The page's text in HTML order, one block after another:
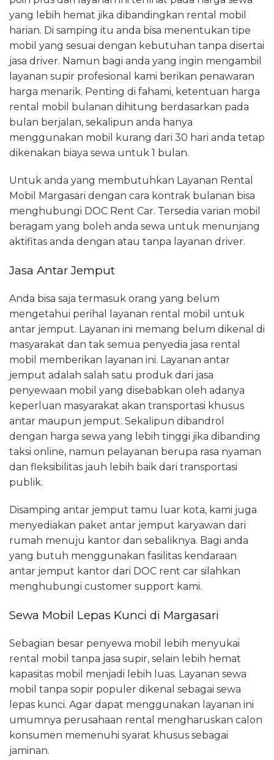
yang lebih hemat jika dibandingkan rental mobil
harian. Di samping itu anda bisa menentukan tipe
mobil yang sesuai dengan kebutuhan tanpa disertai
jasa driver. Namun bagi anda yang ingin mengambil
layanan supir profesional kami berikan penawaran
harga menarik. Penting di fahami, ketentuan harga
rental mobil bulanan dihitung berdasarkan pada
bulan berjalan, sekalipun anda hanya
menggunakan mobil kurang dari 30 hari anda tetap
dikenakan biaya sewa untuk 1 bulan.
Untuk anda yang membutuhkan Layanan Rental
Mobil Margasari dengan cara kontrak bulanan bisa
menghubungi DOC Rent Car. Tersedia varian mobil
beragam yang boleh anda sewa untuk menunjang
aktifitas anda dengan atau tanpa layanan driver.
Jasa Antar Jemput
Anda bisa saja termasuk orang yang belum
mengetahui perihal layanan rental mobil untuk
antar jemput. Layanan ini memang belum dikenal di
masyarakat dan tak semua penyedia jasa rental
mobil memberikan layanan ini. Layanan antar
jemput adalah salah satu produk dari jasa
penyewaan mobil yang disebabkan oleh adanya
keperluan masyarakat akan transportasi khusus
antar maupun jemput. Sekalipun dibandrol
dengan harga sewa yang lebih tinggi jika dibanding
taksi online, namun pelayanan berupa rasa nyaman
dan fleksibilitas jauh lebih baik dari transportasi
publik.
Disamping antar jemput tamu luar kota, kami juga
menyediakan paket antar jemput karyawan dari
rumah menuju kantor dan sebaliknya. Bagi anda
yang butuh menggunakan fasilitas kendaraan
antar jemput kantor dari DOC rent car silahkan
menghubungi customer support kami.
Sewa Mobil Lepas Kunci di Margasari
Sebagian besar penyewa mobil lebih menyukai
rental mobil tanpa jasa supir, selain lebih hemat
kapasitas mobil menjadi lebih luas. Layanan sewa
mobil tanpa sopir populer dikenal sebagai sewa
lepas kunci. Agar dapat menggunakan layanan ini
umumnya perusahaan rental mengharuskan calon
konsumen memenuhi syarat khusus sebagai
jaminan.